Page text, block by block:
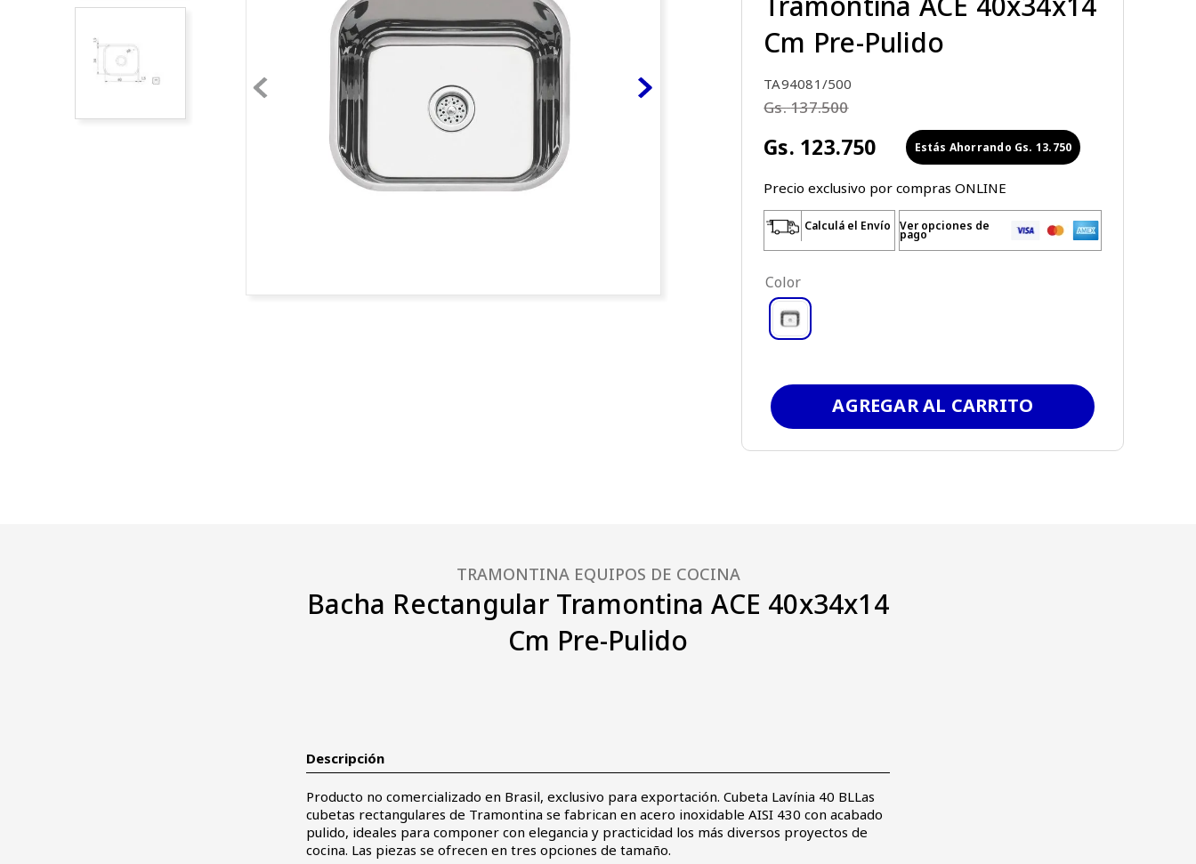
Cm Pre-Pulido
TA94081/500
Gs.137.500
Gs. 123.750 Gs. 13.750
Precio exclusivo por compras ONLINE
Calculá el Envío Ver opciones de
pago
Color
AGREGAR AL CARRITO
TRAMONTINA EQUIPOS DE COCINA
Bacha Rectangular Tramontina ACE 40x34x14
Cm Pre-Pulido
Descripción
Producto no comercializado en Brasil, exclusivo para exportación. Cubeta Lavínia 40 BLLas
cubetas rectangulares de Tramontina se fabrican en acero inoxidable AISI 430 con acabado
pulido, ideales para componer con elegancia y practicidad los más diversos proyectos de
cocina. Las piezas se ofrecen en tres opciones de tamaño.